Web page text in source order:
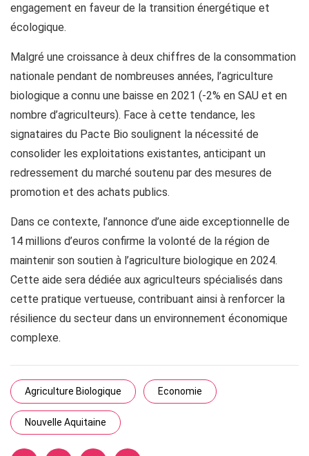
engagement en faveur de la transition énergétique et
écologique.
Malgré une croissance à deux chiffres de la consommation
nationale pendant de nombreuses années, l’agriculture
biologique a connu une baisse en 2021 (-2% en SAU et en
nombre d’agriculteurs). Face à cette tendance, les
signataires du Pacte Bio soulignent la nécessité de
consolider les exploitations existantes, anticipant un
redressement du marché soutenu par des mesures de
promotion et des achats publics.
Dans ce contexte, l’annonce d’une aide exceptionnelle de
14 millions d’euros confirme la volonté de la région de
maintenir son soutien à l’agriculture biologique en 2024.
Cette aide sera dédiée aux agriculteurs spécialisés dans
cette pratique vertueuse, contribuant ainsi à renforcer la
résilience du secteur dans un environnement économique
complexe.
Agriculture Biologique Economie
Nouvelle Aquitaine